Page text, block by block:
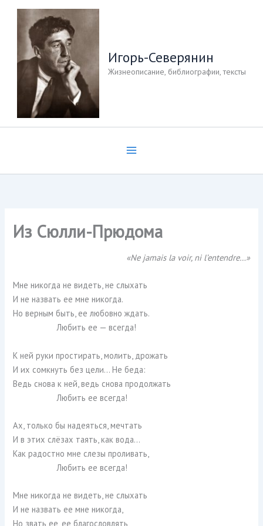
Перейти
содержимому
Игорь-Северянин
Жизнеописание, библиографии, тексты
Из Сюлли-Прюдома
«Ne jamais la voir, ni l’entendre…»
Мне никогда не видеть, не слыхать
И не назвать ее мне никогда.
Но верным быть, ее любовно ждать.
Любить ее — всегда!
К ней руки простирать, молить, дрожать
И их сомкнуть без цели… Не беда:
Ведь снова к ней, ведь снова продолжать
Любить ее всегда!
Ах, только бы надеяться, мечтать
И в этих слёзах таять, как вода…
Как радостно мне слезы проливать,
Любить ее всегда!
Мне никогда не видеть, не слыхать
И не назвать ее мне никогда,
Но звать ее, ее благословлять,